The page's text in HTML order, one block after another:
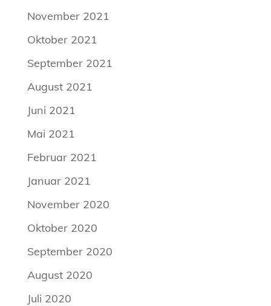
November 2021
Oktober 2021
September 2021
August 2021
Juni 2021
Mai 2021
Februar 2021
Januar 2021
November 2020
Oktober 2020
September 2020
August 2020
Juli 2020